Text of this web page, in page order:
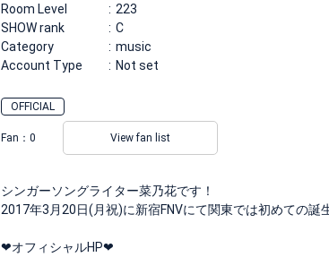
Room Level
223
SHOW rank
C
Category
music
Account Type
Not set
OFFICIAL
Fan： 0 View fan list
シンガーソングライター菜乃花です！
2017年3月20日(月祝)に新宿FNVにて関東では初めての
❤︎オフィシャルHP❤︎